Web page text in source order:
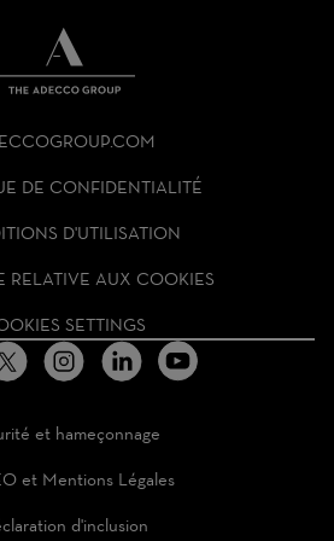
DE CONFIDENTIALITÉ
D'UTILISATION
RELATIVE AUX COOKIES
SETTINGS
et hameçonnage
et Mentions Légales
d'inclusion